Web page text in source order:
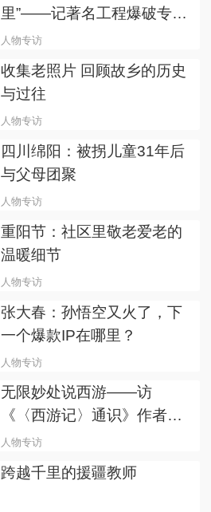
里”——记著名工程爆破专家
何广沂两三事
人物专访
收集老照片 回顾故乡的历史
与过往
人物专访
四川绵阳：被拐儿童31年后
与父母团聚
人物专访
重阳节：社区里敬老爱老的
温暖细节
人物专访
张大春：孙悟空又火了，下
一个爆款IP在哪里？
人物专访
无限妙处说西游——访
《〈西游记〉通识》作者竺
洪波
人物专访
跨越千里的援疆教师